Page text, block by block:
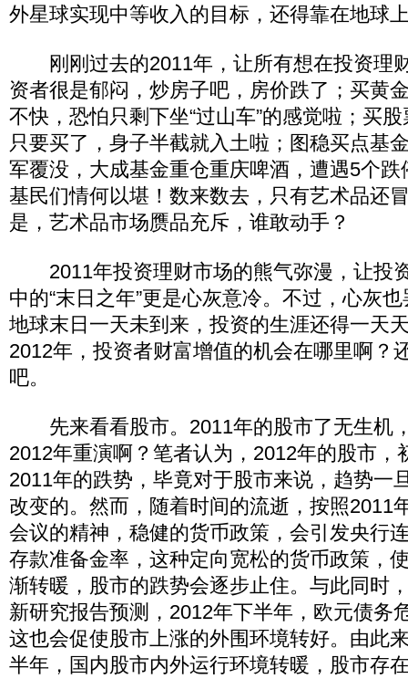
外星球实现中等收入的目标，还得靠在地球
刚刚过去的2011年，让所有想在投资理
资者很是郁闷，炒房子吧，房价跌了；买黄
不快，恐怕只剩下坐“过山车”的感觉啦；买
只要买了，身子半截就入土啦；图稳买点基
军覆没，大成基金重仓重庆啤酒，遭遇5个
基民们情何以堪！数来数去，只有艺术品还
是，艺术品市场赝品充斥，谁敢动手？
2011年投资理财市场的熊气弥漫，让投
中的“末日之年”更是心灰意冷。不过，心灰
地球末日一天未到来，投资的生涯还得一天
2012年，投资者财富增值的机会在哪里啊？
吧。
先来看看股市。2011年的股市了无生机
2012年重演啊？笔者认为，2012年的股市，
2011年的跌势，毕竟对于股市来说，趋势一
改变的。然而，随着时间的流逝，按照2011
会议的精神，稳健的货币政策，会引发央行
存款准备金率，这种定向宽松的货币政策，
渐转暖，股市的跌势会逐步止住。与此同时
新研究报告预测，2012年下半年，欧元债务
这也会促使股市上涨的外围环境转好。由此
半年，国内股市内外运行环境转暖，股市存